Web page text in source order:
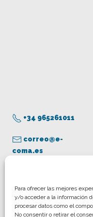
Para ofrecer las mejores
y/o acceder a la información
procesar datos como el
No consentir o retirar el
+34 965261011
correo@e-
coma.es
Aviso legal
Política de privacidad
Política de cookies